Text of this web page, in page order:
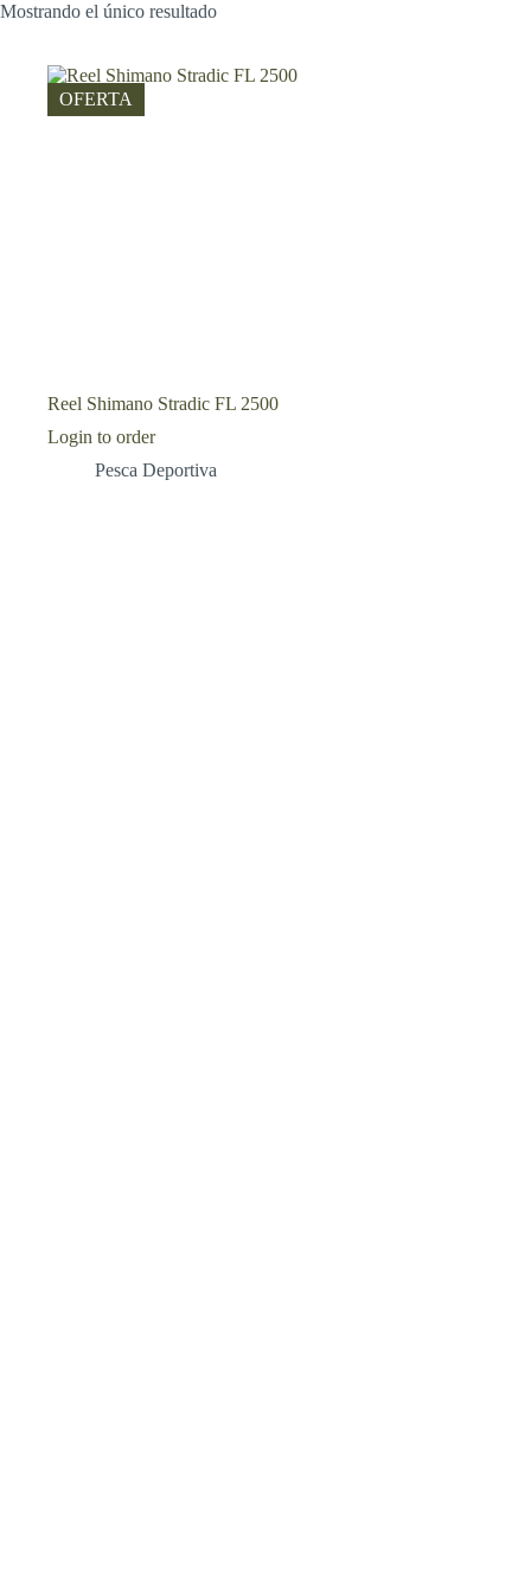
Mostrando el único resultado
OFERTA
Reel Shimano Stradic FL 2500
Login to order
Pesca Deportiva